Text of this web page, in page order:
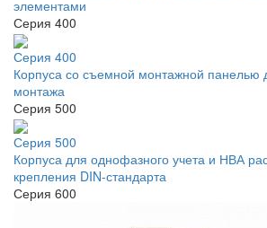
элементами
Серия 400
Серия 400
Корпуса со съемной монтажной панелью
монтажа
Серия 500
Серия 500
Корпуса для однофазного учета и НВА
крепления DIN-стандарта
Серия 600